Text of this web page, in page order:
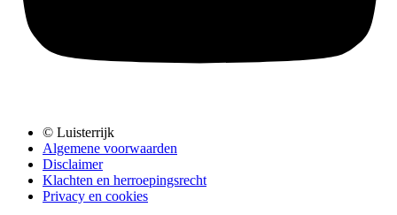
© Luisterrijk
Algemene voorwaarden
Disclaimer
Klachten en herroepingsrecht
Privacy en cookies